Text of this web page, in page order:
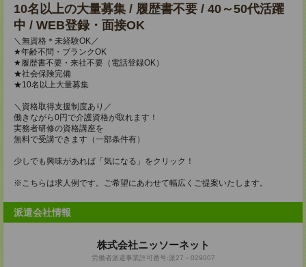
10名以上の大量募集 / 履歴書不要 / 40～50代活躍
中 / WEB登録・面接OK
＼無資格＊未経験OK／
★年齢不問・ブランクOK
★履歴書不要・来社不要（電話登録OK）
★社会保険完備
★10名以上大量募集
＼資格取得支援制度あり／
働きながら0円で介護資格が取れます！
実務者研修の資格講座を
無料で受講できます（一部条件有）
少しでも興味があれば「気になる」をクリック！
※こちらは求人例です。ご希望にあわせて幅広くご提案いたします。
派遣会社情報
株式会社ニッソーネット
労働者派遣事業許可番号:派27－029007